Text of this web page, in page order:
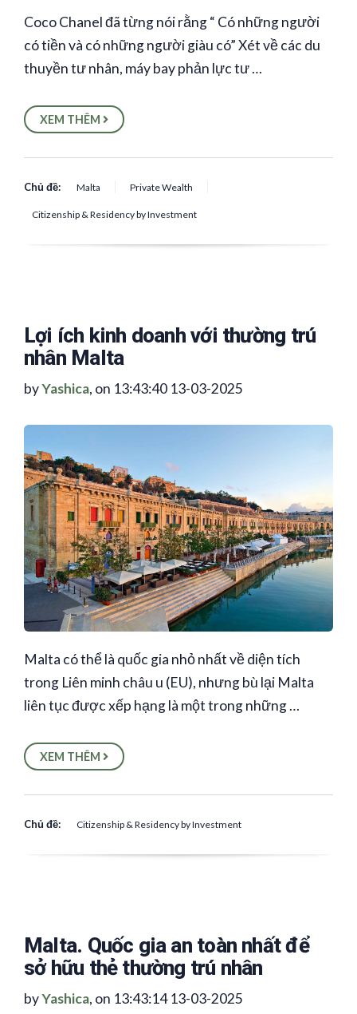
Coco Chanel đã từng nói rằng “ Có những người
có tiền và có những người giàu có” Xét về các du
thuyền tư nhân, máy bay phản lực tư …
XEM THÊM
Chủ đề: Malta Private Wealth
Citizenship & Residency by Investment
Lợi ích kinh doanh với thường trú
nhân Malta
byYashica, on 13:43:40 13-03-2025
Malta có thể là quốc gia nhỏ nhất về diện tích
trong Liên minh châu u (EU), nhưng bù lại Malta
liên tục được xếp hạng là một trong những …
XEM THÊM
Chủ đề: Citizenship & Residency by Investment
Malta. Quốc gia an toàn nhất để
sở hữu thẻ thường trú nhân
byYashica, on 13:43:14 13-03-2025